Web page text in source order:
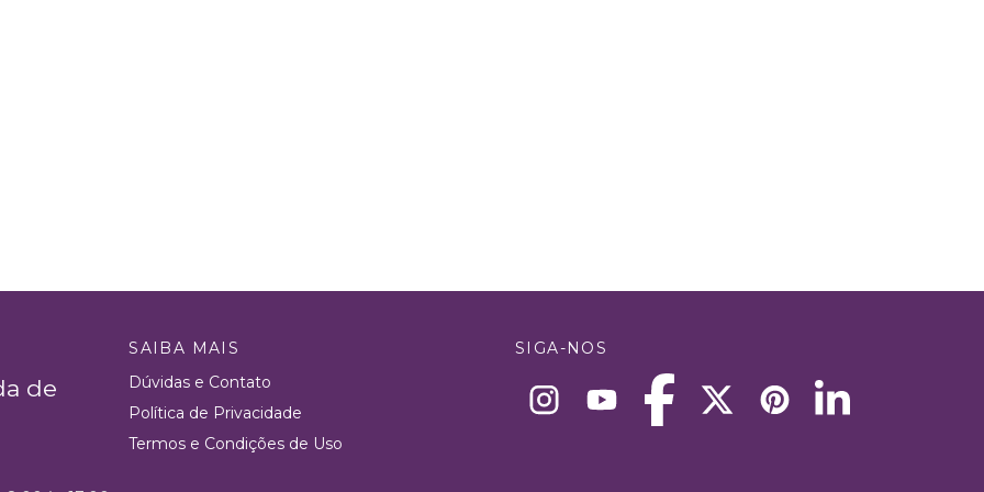
de
SAIBA MAIS
Dúvidas e Contato
Política de Privacidade
Termos e Condições de Uso
SIGA-NOS